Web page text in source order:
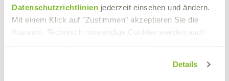
Datenschutzrichtlinien jederzeit einsehen und ändern.
Mit einem Klick auf "Zustimmen" akzeptieren Sie die
Auswahl. Technisch notwendige Cookies werden auch
Details